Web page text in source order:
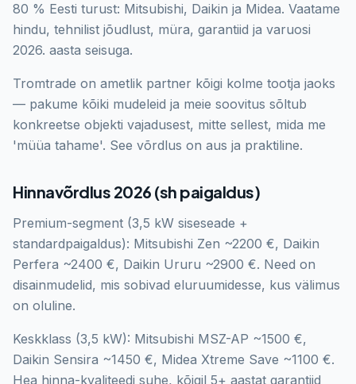
80 % Eesti turust: Mitsubishi, Daikin ja Midea. Vaatame
hindu, tehnilist jõudlust, müra, garantiid ja varuosi
2026. aasta seisuga.
Tromtrade on ametlik partner kõigi kolme tootja jaoks
— pakume kõiki mudeleid ja meie soovitus sõltub
konkreetse objekti vajadusest, mitte sellest, mida me
'müüa tahame'. See võrdlus on aus ja praktiline.
Hinnavõrdlus 2026 (sh paigaldus)
Premium-segment (3,5 kW siseseade +
standardpaigaldus): Mitsubishi Zen ~2200 €, Daikin
Perfera ~2400 €, Daikin Ururu ~2900 €. Need on
disainmudelid, mis sobivad eluruumidesse, kus välimus
on oluline.
Keskklass (3,5 kW): Mitsubishi MSZ-AP ~1500 €,
Daikin Sensira ~1450 €, Midea Xtreme Save ~1100 €.
Hea hinna-kvaliteedi suhe, kõigil 5+ aastat garantiid